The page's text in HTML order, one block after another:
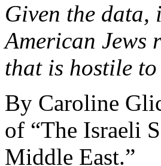
Given the data,
American Jews
that is hostile
By Caroline
of “The Israeli
Middle East.”